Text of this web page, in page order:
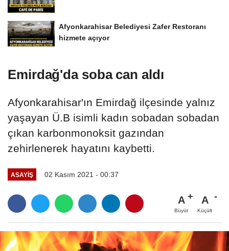
Afyonkarahisar Belediyesi Zafer Restoranı
hizmete açıyor
Emirdağ'da soba can aldı
Afyonkarahisar'ın Emirdağ ilçesinde yalnız
yaşayan Ü.B isimli kadın sobadan sobadan
çıkan karbonmonoksit gazından
zehirlenerek hayatını kaybetti.
ASAYIŞ 02 Kasım 2021 - 00:37
A
Büyüt
A
Küçült